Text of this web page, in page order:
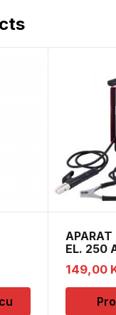
APARAT
EL. 250
149,00